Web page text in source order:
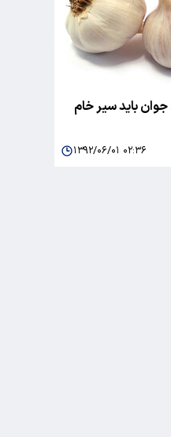
باید سیر خام
۱۳۹۲/۰۶/۰۱ ۰۲:۳۶